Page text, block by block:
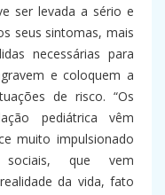
ser levada a sério e
seus sintomas, mais
necessárias para
e coloquem a
de risco. “Os
pediátrica vêm
muito impulsionado
que vem
da vida, fato